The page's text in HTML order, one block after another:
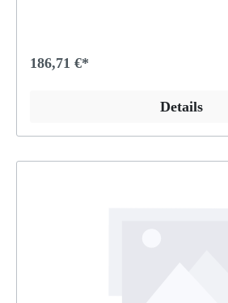
186,71 €*
Details